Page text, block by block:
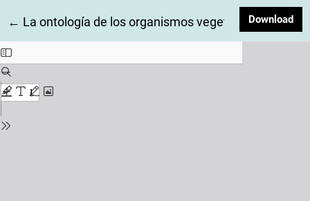
← Return to Article Details
La ontología de los organismos vegetalesDownload